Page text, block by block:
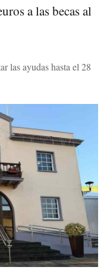
a las becas al
las ayudas hasta el 28